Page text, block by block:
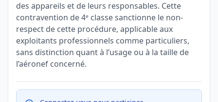
des appareils et de leurs responsables. Cette
contravention de 4ᵉ classe sanctionne le non-
respect de cette procédure, applicable aux
exploitants professionnels comme particuliers,
sans distinction quant à l’usage ou à la taille de
l’aéronef concerné.